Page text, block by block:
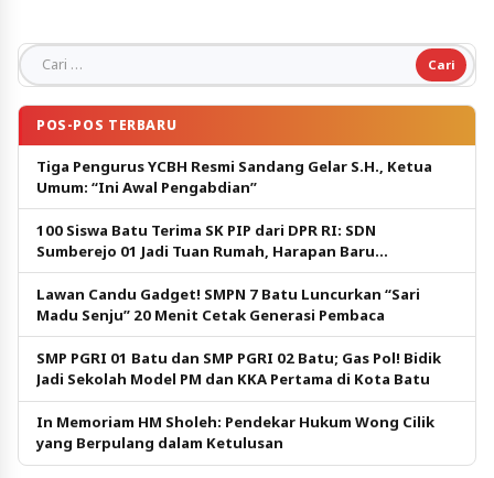
Cari untuk:
POS-POS TERBARU
Tiga Pengurus YCBH Resmi Sandang Gelar S.H., Ketua
Umum: “Ini Awal Pengabdian”
100 Siswa Batu Terima SK PIP dari DPR RI: SDN
Sumberejo 01 Jadi Tuan Rumah, Harapan Baru
Pendidikan Gratis
Lawan Candu Gadget! SMPN 7 Batu Luncurkan “Sari
Madu Senju” 20 Menit Cetak Generasi Pembaca
SMP PGRI 01 Batu dan SMP PGRI 02 Batu; Gas Pol! Bidik
Jadi Sekolah Model PM dan KKA Pertama di Kota Batu
In Memoriam HM Sholeh: Pendekar Hukum Wong Cilik
yang Berpulang dalam Ketulusan